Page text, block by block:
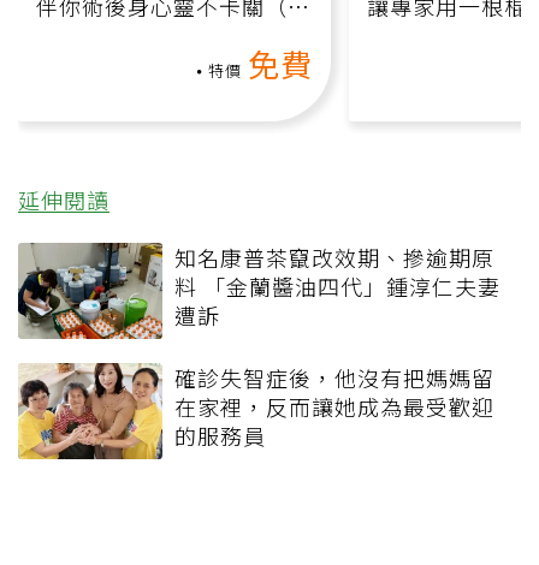
特價 免費
延伸閱讀
知名康普茶竄改效期、摻逾期原
料 「金蘭醬油四代」鍾淳仁夫妻
遭訴
確診失智症後，他沒有把媽媽留
在家裡，反而讓她成為最受歡迎
的服務員